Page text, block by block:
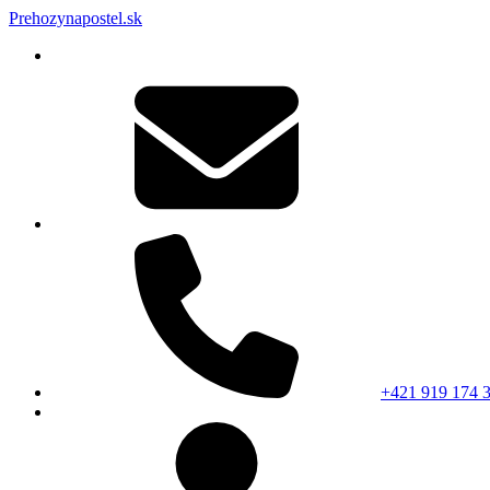
Prehozynapostel.sk
+421 919 174